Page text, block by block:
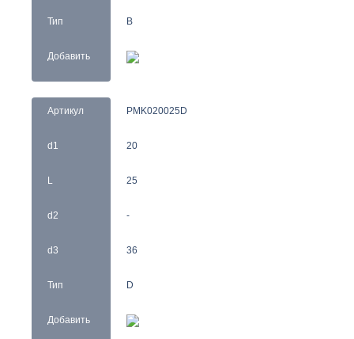
Тип
Добавить
B
Артикул
d1
L
d2
d3
Тип
Добавить
PMK020025D
20
25
-
36
D